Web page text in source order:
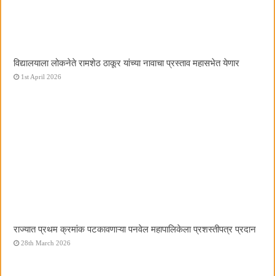
विद्यालयाला लोकनेते रामशेठ ठाकूर यांच्या नावाचा प्रस्ताव महासभेत येणार
1st April 2026
राज्यात प्रथम क्रमांक पटकावणाऱ्या पनवेल महापालिकेला प्रशस्तीपत्र प्रदान
28th March 2026